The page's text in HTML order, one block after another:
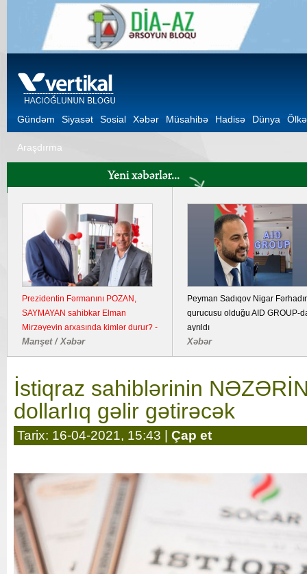
Gündəm Siyasət Sosial Xəbər Müsahibə Hadisə Dünya Ölkə
Araşdırma
Prezidentin Fərmanını POZAN,
SAYMAYAN sahibkar Elman
Mirzəyevin arxasında kimlər durur? -
Kənd təsərrüfatı təyinatlı torpaqda
fəaliyyət göstərən YDM ətrafında
Manşet / Xəbər
Peyman Sadıqov Nigar
qurucusu olduğu AID GROUP-
ayrıldı
Xəbər
İstiqraz sahiblərinin
dollarlıq gəlir gətirəcək
Tarix: 16-04-2021, 15:43 | Çap et